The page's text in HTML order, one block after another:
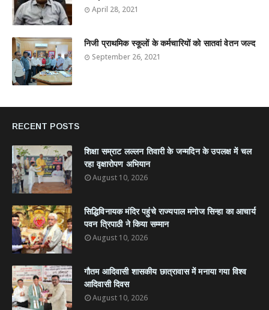
April 28, 2021
निजी प्राथमिक स्कूलों के कर्मचारियों को सातवां वेतन जल्द
September 26, 2021
RECENT POSTS
शिक्षा सम्राट लल्लन तिवारी के जन्मदिन के उपलक्ष में चल
रहा वृक्षारोपण अभियान
August 10, 2026
सिद्धिविनायक मंदिर पहुंचे राज्यपाल मनोज सिन्हा का आचार्य
पवन त्रिपाठी ने किया सम्मान
August 10, 2026
गौतम आदिवासी शासकीय छात्रावास में मनाया गया विश्व
आदिवासी दिवस
August 10, 2026